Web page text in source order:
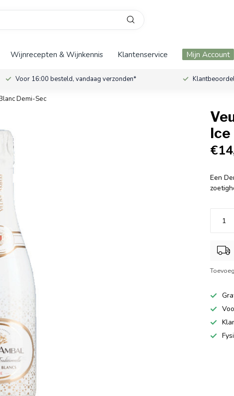
Wijnrecepten & Wijnkennis Klantenservice Mijn Account
Voor 16:00 besteld, vandaag verzonden*
Demi-Sec
Een